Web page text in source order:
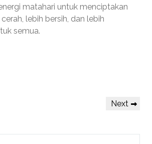
matahari untuk menciptakan
lebih bersih, dan lebih
semua.
Next
Next